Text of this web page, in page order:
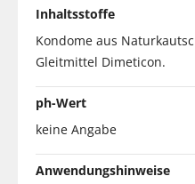
Inhaltsstoffe
Kondome aus
Gleitmittel Dimeticon.
ph-Wert
keine Angabe
Anwendungshinweise